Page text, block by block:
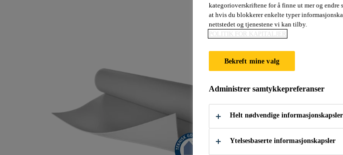
PVC-basert
festede taksystemer
Sikaplan® VG-12
på polyvinylklorid
Sikaplan® VG-12 er et
eksponering under
Vis mer
kategorioverskriftene for å finne ut mer og
at hvis du blokkerer enkelte typer
nettstedet og tjenestene vi kan tilby.
POLITIK FOR KAPITALJER
Bekreft mine valg
Administrer samtykkepreferanser
Helt nødvendige informasjonskapsler
Ytelsesbaserte informasjonskapsler